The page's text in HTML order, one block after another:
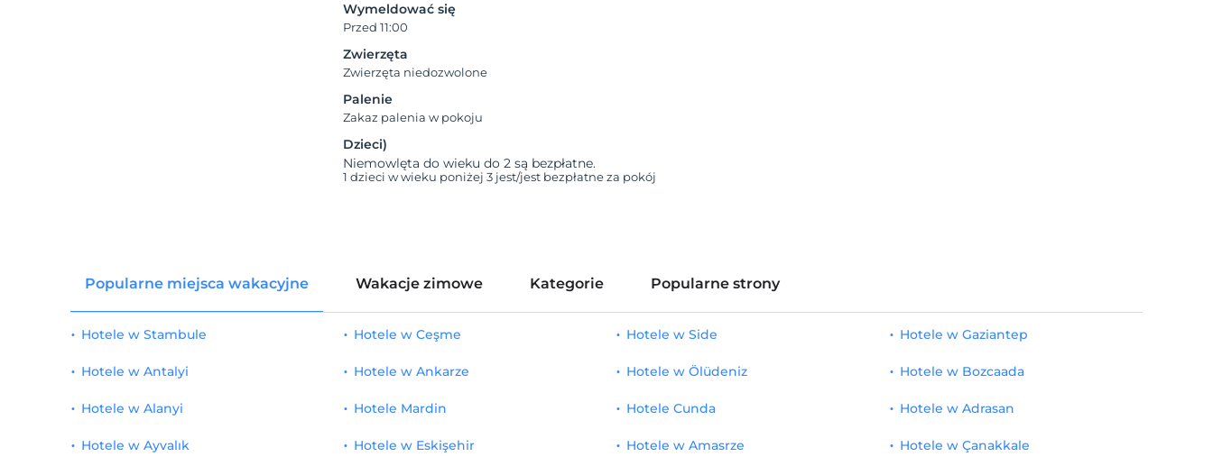
Wymeldować się
Przed 11:00
Zwierzęta
Zwierzęta niedozwolone
Palenie
Zakaz palenia w pokoju
Dzieci)
Niemowlęta do wieku do 2 są bezpłatne.
1 dzieci w wieku poniżej 3 jest/jest bezpłatne za pokój
Popularne miejsca wakacyjne Wakacje zimowe Kategorie Popularne strony
Hotele w Stambule
Hotele w Antalyi
Hotele w Alanyi
Hotele w Ayvalık
Hotele w Ceşme
Hotele w Ankarze
Hotele Mardin
Hotele w Eskişehir
Hotele w Side
Hotele w Ölüdeniz
Hotele Cunda
Hotele w Amasrze
Hotele w Gaziantep
Hotele w Bozcaada
Hotele w Adrasan
Hotele w Çanakkale